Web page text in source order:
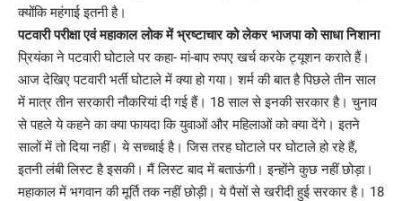
क्योंकि महंगाई इतनी है।
पटवारी परीक्षा एवं महाकाल लोक में भ्रष्टाचार को लेकर भाजपा को साधा निशाना
प्रियंका ने पटवारी घोटाले पर कहा- मां-बाप रुपए खर्च करके ट्यूशन कराते हैं।
आज देखिए पटवारी भर्ती घोटाले में क्या हो गया। शर्म की बात है पिछले तीन साल
में मात्र तीन सरकारी नौकरियां दी गई हैं। 18 साल से इनकी सरकार है। चुनाव
से पहले ये कहने का क्या फायदा कि युवाओं और महिलाओं को क्या देंगे। इतने
सालों में तो दिया नहीं। ये सच्चाई है। जिस तरह घोटाले पर घोटाले हो रहे हैं,
इतनी लंबी लिस्ट है इसकी। मैं लिस्ट बाद में बताऊंगी। इन्होंने कुछ नहीं छोड़ा।
महाकाल में भगवान की मूर्ति तक नहीं छोड़ी। ये पैसों से खरीदी हुई सरकार है। 18